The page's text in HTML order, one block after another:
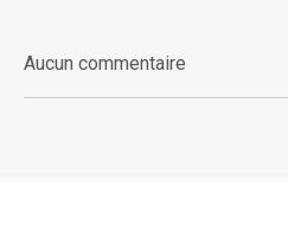
Aucun commentaire